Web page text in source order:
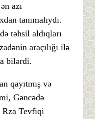
azı
tanımalıydı.
təhsil aldıqları
araçılığı ilə
bilərdi.
qayıtmış və
Gəncədə
Rza Tevfiqi